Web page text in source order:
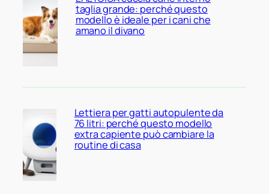
taglia grande: perché questo
modello è ideale per i cani che
amano il divano
Lettiera per gatti autopulente da
76 litri: perché questo modello
extra capiente può cambiare la
routine di casa